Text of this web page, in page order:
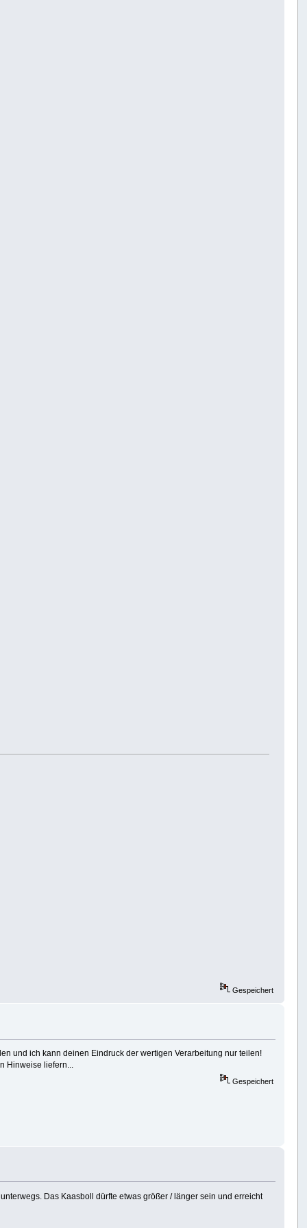
Gespeichert
und ich kann deinen Eindruck der wertigen Verarbeitung nur teilen!
Hinweise liefern...
Gespeichert
Das Kaasboll dürfte etwas größer / länger sein und erreicht